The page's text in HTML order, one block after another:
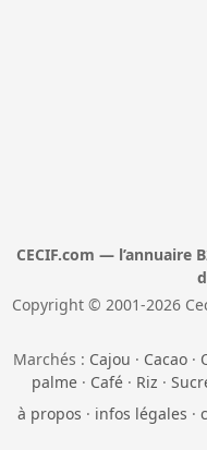
CECIF.com — l’annuaire
Copyright © 2001-2026
Marchés : Cajou · Cacao ·
palme· Café· Riz ·
à propos · infos légales ·